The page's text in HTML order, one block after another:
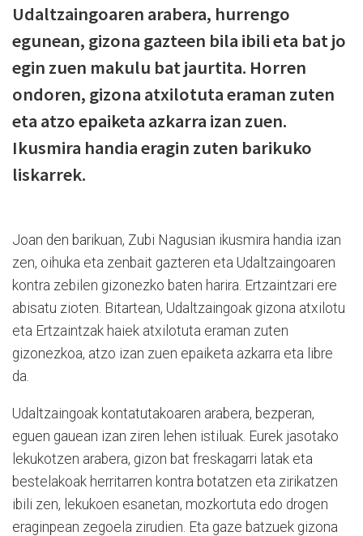
Udaltzaingoaren arabera, hurrengo
egunean, gizona gazteen bila ibili eta bat jo
egin zuen makulu bat jaurtita. Horren
ondoren, gizona atxilotuta eraman zuten
eta atzo epaiketa azkarra izan zuen.
Ikusmira handia eragin zuten barikuko
liskarrek.
Joan den barikuan, Zubi Nagusian ikusmira handia izan
zen, oihuka eta zenbait gazteren eta Udaltzaingoaren
kontra zebilen gizonezko baten harira. Ertzaintzari ere
abisatu zioten. Bitartean, Udaltzaingoak gizona atxilotu
eta Ertzaintzak haiek atxilotuta eraman zuten
gizonezkoa, atzo izan zuen epaiketa azkarra eta libre
da.
Udaltzaingoak kontatutakoaren arabera, bezperan,
eguen gauean izan ziren lehen istiluak. Eurek jasotako
lekukotzen arabera, gizon bat freskagarri latak eta
bestelakoak herritarren kontra botatzen eta zirikatzen
ibili zen, lekukoen esanetan, mozkortuta edo drogen
eraginpean zegoela zirudien. Eta gaze batzuek gizona